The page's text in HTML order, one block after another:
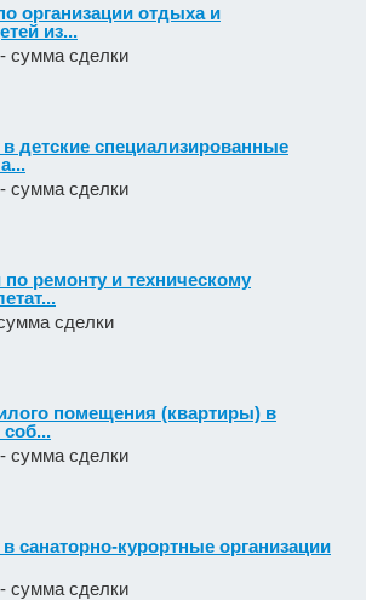
организации отдыха и
из...
сумма сделки
в детские специализированные
сумма сделки
по ремонту и техническому
сделки
помещения (квартиры) в
сумма сделки
в санаторно-курортные организации
сумма сделки